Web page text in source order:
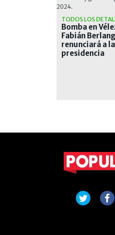
TODOS LOS
Bomba en
Fabián
renunciará a la
presidencia